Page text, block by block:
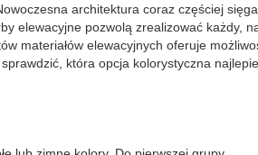
architektura coraz częściej
elewacyjne pozwolą zrealizować każdy,
materiałów elewacyjnych oferuje
która opcja kolorystyczna